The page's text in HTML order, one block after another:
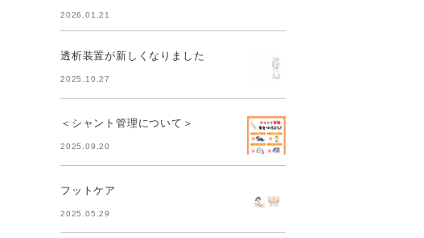
2026.01.21
透析装置が新しくなりました
2025.10.27
＜シャント管理について＞
2025.09.20
フットケア
2025.05.29